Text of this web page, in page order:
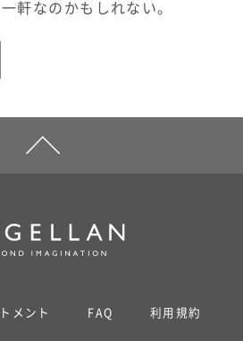
軒なのかもしれない。
メント FAQ 利用規約